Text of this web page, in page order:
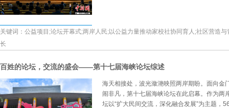
关键词：公益项目;论坛开幕式;两岸人民;以公益力量推动家校社协同育人;社区营造
长
百姓的论坛，交流的盛会——第十七届海峡论坛综述
海天相接处，波光潋滟映照两岸期盼。面向
闹非凡，第十七届海峡论坛在此启幕。作为
坛以“扩大民间交流，深化融合发展”为主题，